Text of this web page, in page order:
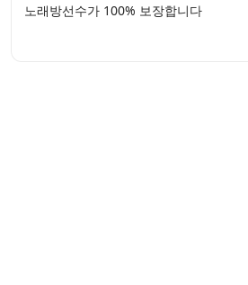
노래방선수가 100% 보장합니다